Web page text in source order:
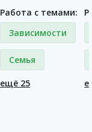
Работа с темами:
Зависимости
Семья
ещё 25